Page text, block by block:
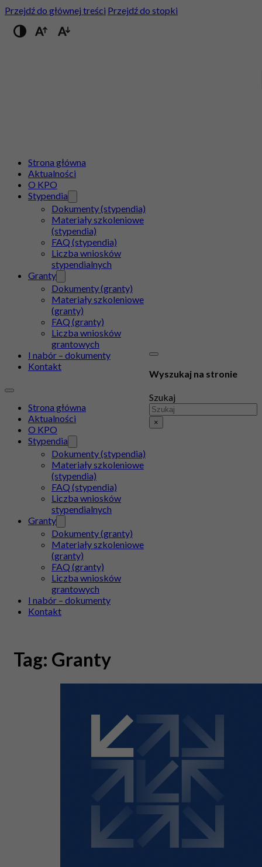
Przejdź do głównej treści Przejdź do stopki
Przełącz na wysoki kontrast
Strona główna
Aktualności
O KPO
Stypendia
Dokumenty (stypendia)
Materiały szkoleniowe
(stypendia)
FAQ (stypendia)
Liczba wniosków
stypendialnych
Granty
Dokumenty (granty)
Materiały szkoleniowe
(granty)
FAQ (granty)
Liczba wniosków
grantowych
I nabór – dokumenty
Kontakt
Strona główna
Aktualności
O KPO
Stypendia
Dokumenty (stypendia)
Materiały szkoleniowe
(stypendia)
FAQ (stypendia)
Liczba wniosków
stypendialnych
Granty
Dokumenty (granty)
Materiały szkoleniowe
(granty)
FAQ (granty)
Liczba wniosków
grantowych
I nabór – dokumenty
Kontakt
Wyszukaj na stronie
Szukaj
×
Tag: Granty